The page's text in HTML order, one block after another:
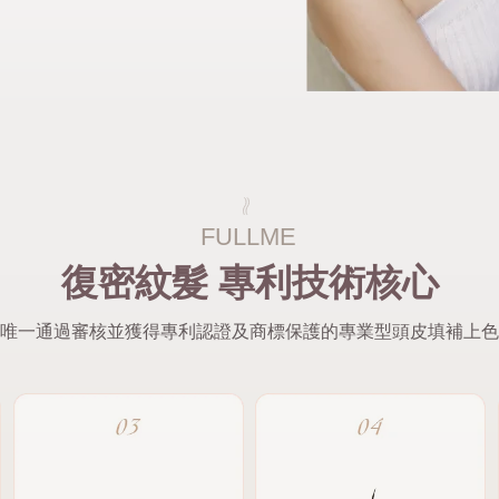
復密紋髮 專利技術核心
一通過審核並獲得專利認證及商標保護的專業型頭皮填補上